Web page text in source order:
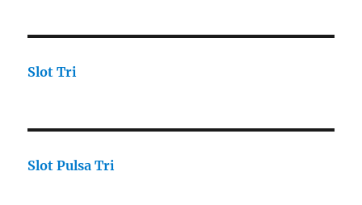
Slot Tri
Slot Pulsa Tri